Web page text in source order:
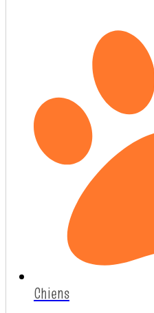
Chiens